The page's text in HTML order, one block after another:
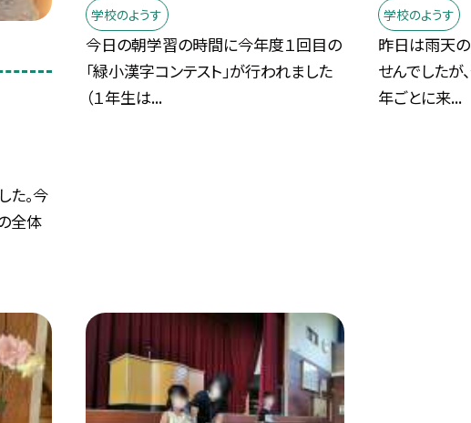
た。今
全体
学校のようす
今日の朝学習の時間に今年度１回目の
「緑小漢字コンテスト」が行われました
（１年生は...
学校のようす
昨日は雨天
せんでしたが
年ごとに来...